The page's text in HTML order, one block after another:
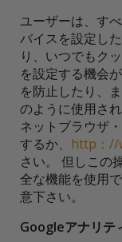
ユーザーは、す
バイスを設定し
り、いつでもク
を設定する機会
を防止したり、
のように使用さ
ネットブラウザ
するか、 http：//
さい。 但しこの
全な機能を使用
意下さい。
Googleアナリテ